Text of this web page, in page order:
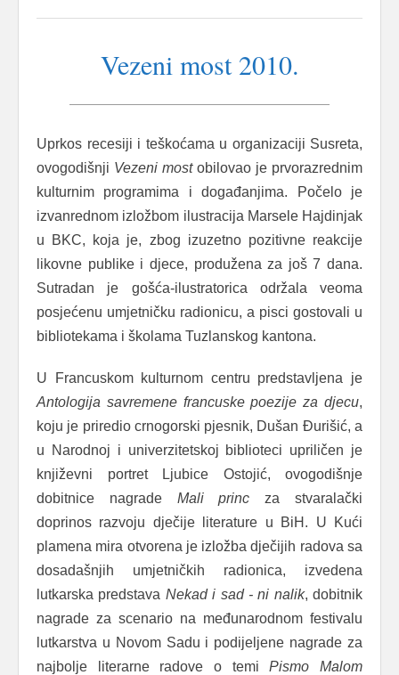
Vezeni most 2010.
Uprkos recesiji i teškoćama u organizaciji Susreta,
ovogodišnji Vezeni most obilovao je prvorazrednim
kulturnim programima i događanjima. Počelo je
izvanrednom izložbom ilustracija Marsele Hajdinjak
u BKC, koja je, zbog izuzetno pozitivne reakcije
likovne publike i djece, produžena za još 7 dana.
Sutradan je gošća-ilustratorica održala veoma
posjećenu umjetničku radionicu, a pisci gostovali u
bibliotekama i školama Tuzlanskog kantona.
U Francuskom kulturnom centru predstavljena je
Antologija savremene francuske poezije za djecu,
koju je priredio crnogorski pjesnik, Dušan Đurišić, a
u Narodnoj i univerzitetskoj biblioteci upriličen je
književni portret Ljubice Ostojić, ovogodišnje
dobitnice nagrade Mali princ za stvaralački
doprinos razvoju dječije literature u BiH. U Kući
plamena mira otvorena je izložba dječijih radova sa
dosadašnjih umjetničkih radionica, izvedena
lutkarska predstava Nekad i sad-ni nalik, dobitnik
nagrade za scenario na međunarodnom festivalu
lutkarstva u Novom Sadu i podijeljene nagrade za
najbolje literarne radove o temiPismo
Malom